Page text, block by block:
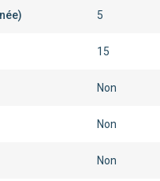
5
15
Non
Non
Non